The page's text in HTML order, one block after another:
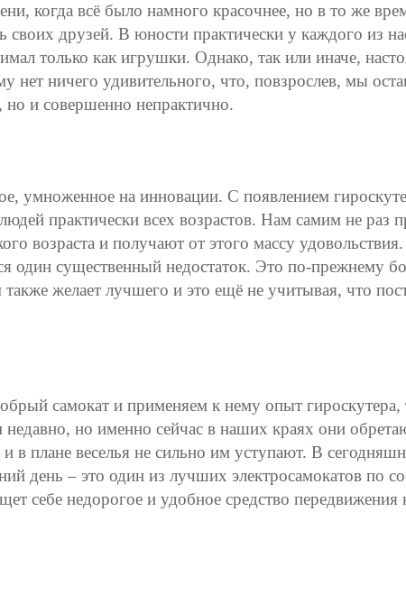
когда всё было намного красочнее, но в то же
друзей. В юности практически у каждого из
только как игрушки. Однако, так или иначе,
нет ничего удивительного, что, повзрослев, мы
но и совершенно непрактично.
умноженное на инновации. С появлением
практически всех возрастов. Нам самим не раз
возраста и получают от этого массу
один существенный недостаток. Это по-прежнему
желает лучшего и это ещё не учитывая, что
самокат и применяем к нему опыт гироскутера,
недавно, но именно сейчас в наших краях они
плане веселья не сильно им уступают. В
день – это один из лучших электросамокатов по
себе недорогое и удобное средство